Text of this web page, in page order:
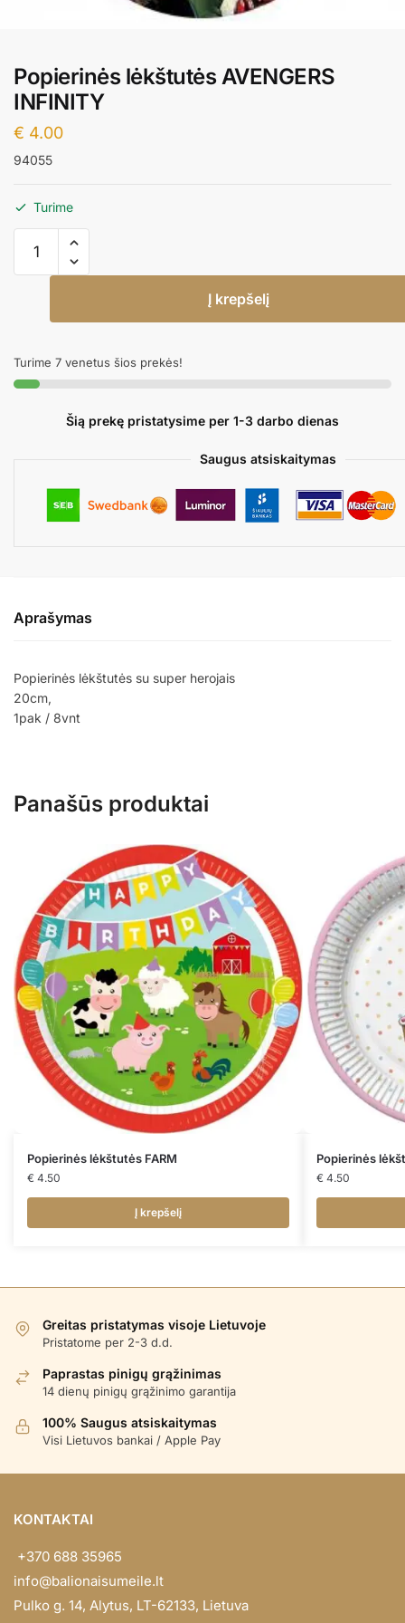
Popierinės lėkštutės AVENGERS
INFINITY
€ 4.00
94055
Turime
kiekis:
Popierinės
AVENGERS
Į krepšelį
Turime 7 venetus šios prekės!
Šią prekę pristatysime per 1-3 darbo dienas
Saugus atsiskaitymas
Aprašymas
Popierinės lėkštutės su super herojais
20cm,
1pak / 8vnt
Panašūs produktai
Popierinės lėkštutės FARM
€ 4.50
Į krepšelį
Popierinės
€ 4.50
Greitas pristatymas visoje Lietuvoje
Pristatome per 2-3 d.d.
Paprastas pinigų grąžinimas
14 dienų pinigų grąžinimo garantija
100% Saugus atsiskaitymas
Visi Lietuvos bankai / Apple Pay
KONTAKTAI
+370 688 35965
info@balionaisumeile.lt
Pulko g. 14, Alytus, LT-62133, Lietuva